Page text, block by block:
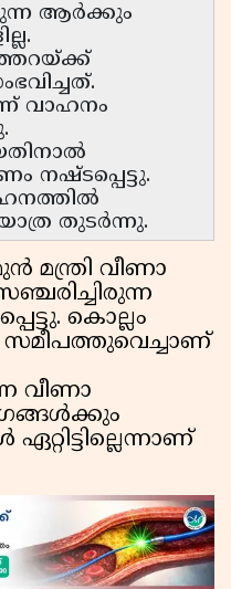
ആർക്കും
വാഹനം
നഷ്ടപ്പെട്ടു.
തുടർന്നു.
മന്ത്രി വീണാ
കൊല്ലം
സമീപത്തുവെച്ചാണ്
വീണാ